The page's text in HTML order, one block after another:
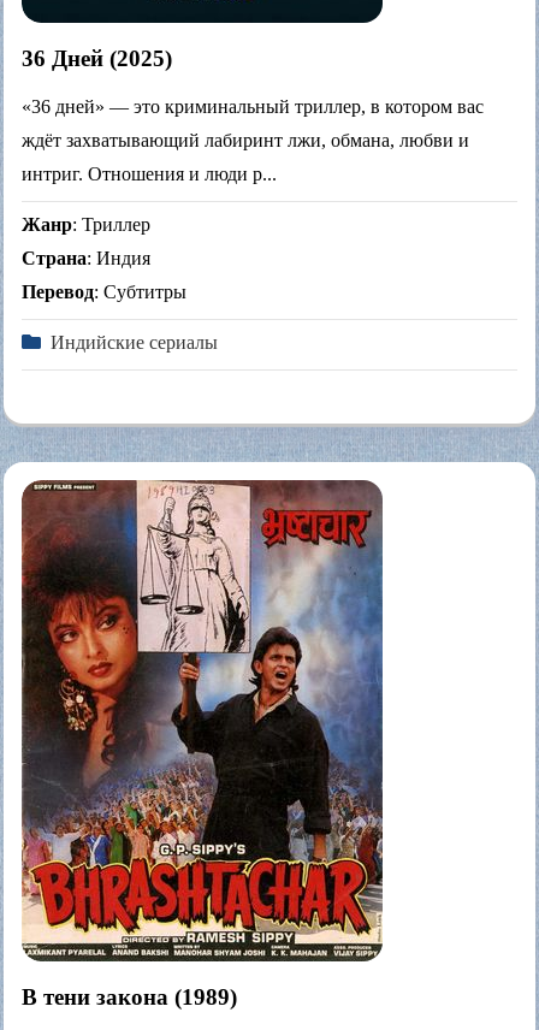
36 Дней (2025)
«36 дней» — это криминальный триллер, в котором вас
ждёт захватывающий лабиринт лжи, обмана, любви и
интриг. Отношения и люди р...
Жанр: Триллер
Страна: Индия
Перевод: Субтитры
Индийские сериалы
В тени закона (1989)